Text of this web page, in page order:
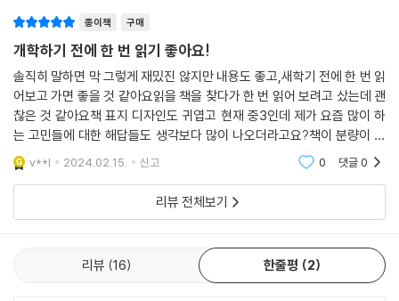
자신에 대해 탐색하고 더 넓은 세상으로 걸어 나갈 청소년들에게 이따금
미디어를 통해 들려오는 세상의 모습은 두렵고 이해불가의 영역처럼 느껴
진다. 학교라는 작은 사회에서 벗어나 만나는 학교 밖 세상은 좀 더 치열하
거나 복잡다단한 일들이 일어나는 것만 같다. 이런 생각을 하면 아직 어리
숙한 자신이 잘 견뎌낼 수 있을까 하는 걱정이 앞서기도 한다. 그러나 무작
정 두려움만 가지는 것은 금물이다. 이해 못할 다양한 군상들의 행동에는
충분히 이해 가능한 심리가 숨어 있기 때문이다.
이 책은 앞으로 어떤 사회나 무리에 소속되어 살아갈 십 대들이 알아두면
좋을 집단 심리와 사회 심리에 대해 소개한다. 이를 통해 십 대들은 그전에
는 이해하기 어려웠던 사회 군상을 한층 깊게 이해할 수 있을 것이다. 자신
의 눈으로 세상을 바라보기만 했던 십 대들은 ‘무리 속의 나’라는 새로운 시
종이책 구매
개학하기 전에 한 번 읽기 좋아요!
솔직히 말하면 막 그렇게 재밌진 않지만 내용도 좋고,새학기 전에 한 번 읽
어보고 가면 좋을 것 같아요읽을 책을 찾다가 한 번 읽어 보려고 샀는데 괜
찮은 것 같아요책 표지 디자인도 귀엽고 현재 중3인데 제가 요즘 많이 하
는 고민들에 대한 해답들도 생각보다 많이 나오더라고요?책이 분량이 많
지 않고 얇아서 빠르게 읽기 좋은 것 같아요오늘 왔는데 벌써 반 읽어서 내
일 반 읽으려고
v**l 2024.02.15. 신고 0 댓글0
리뷰 전체보기
리뷰 16 한줄평 2